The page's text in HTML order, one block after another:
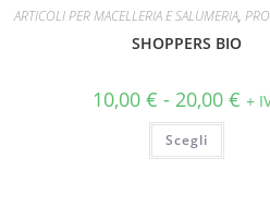
ARTICOLI PER MACELLERIA E SALUMERIA,
SHOPPERS BIO
10,00 € - 20,00 € +
Scegli